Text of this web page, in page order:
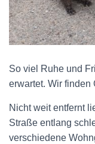
So viel Ruhe und
erwartet. Wir finden
Nicht weit entfernt
Straße entlang
verschiedene